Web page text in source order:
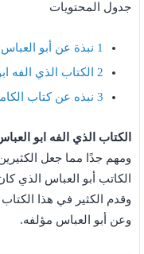
جدول المحتويات
1 نبذة عن أبو
2 الكتاب الذي الفه
3 نبذه عن كتاب
الكتاب الذي الفه ابو
ومهم جدًا مما جعل
الكاتب أبو العباس الذي
وقدم الكثير في هذا
وعن أبو العباس مؤلفه.